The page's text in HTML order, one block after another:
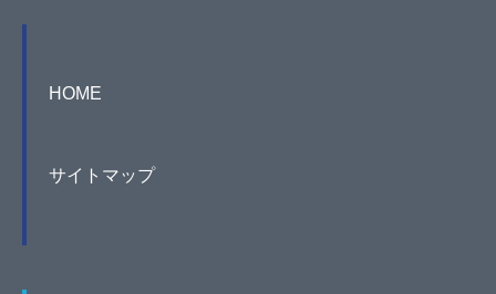
HOME
サイトマップ